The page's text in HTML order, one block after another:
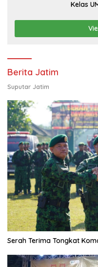
Kelas
Berita Jatim
Suputar Jatim
Serah Terima Tongkat